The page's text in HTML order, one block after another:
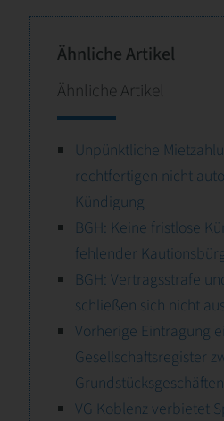
Ähnliche Artikel
Ähnliche Artikel
Unpünktliche
rechtfertigen nicht
Kündigung
BGH: Keine fristlose
fehlender
BGH: Vertragsstrafe
schließen sich nicht aus
Vorherige Eintragung
Gesellschaftsregister
Grundstücksgeschäften
VG Koblenz verbietet